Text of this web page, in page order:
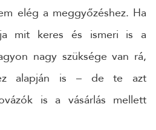
elég a meggyőzéshez. Ha
mit keres és ismeri is a
nagy szüksége van rá,
alapján is – de te azt
is a vásárlás mellett